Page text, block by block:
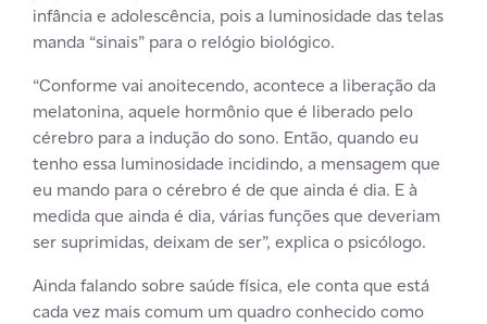
infância e adolescência, pois a luminosidade das telas
manda “sinais” para o relógio biológico.
“Conforme vai anoitecendo, acontece a liberação da
melatonina, aquele hormônio que é liberado pelo
cérebro para a indução do sono. Então, quando eu
tenho essa luminosidade incidindo, a mensagem que
eu mando para o cérebro é de que ainda é dia. E à
medida que ainda é dia, várias funções que deveriam
ser suprimidas, deixam de ser”, explica o psicólogo.
Ainda falando sobre saúde física, ele conta que está
cada vez mais comum um quadro conhecido como